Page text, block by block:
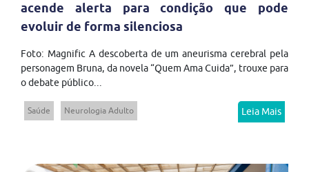
acende alerta para condição que pode
evoluir de forma silenciosa
Foto: Magnific A descoberta de um aneurisma cerebral pela
personagem Bruna, da novela “Quem Ama Cuida”, trouxe para
o debate público...
Saúde Neurologia Adulto Leia Mais